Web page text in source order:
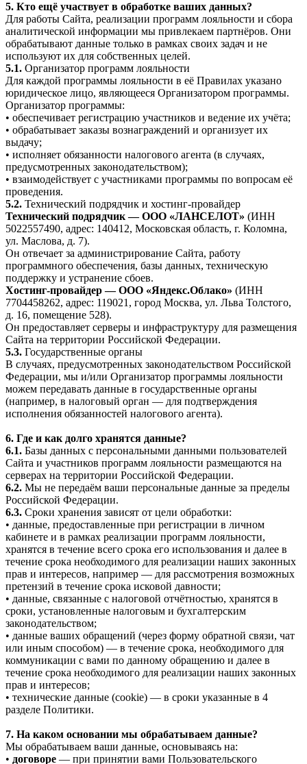
5. Кто ещё участвует в обработке ваших данных?
Для работы Сайта, реализации программ лояльности и сбора
аналитической информации мы привлекаем партнёров. Они
обрабатывают данные только в рамках своих задач и не
используют их для собственных целей.
5.1. Организатор программ лояльности
Для каждой программы лояльности в её Правилах указано
юридическое лицо, являющееся Организатором программы.
Организатор программы:
• обеспечивает регистрацию участников и ведение их учёта;
• обрабатывает заказы вознаграждений и организует их
выдачу;
• исполняет обязанности налогового агента (в случаях,
предусмотренных законодательством);
• взаимодействует с участниками программы по вопросам её
проведения.
5.2. Технический подрядчик и хостинг-провайдер
Технический подрядчик — ООО «ЛАНСЕЛОТ» (ИНН
5022557490, адрес: 140412, Московская область, г. Коломна,
ул. Маслова, д. 7).
Он отвечает за администрирование Сайта, работу
программного обеспечения, базы данных, техническую
поддержку и устранение сбоев.
Хостинг-провайдер — ООО «Яндекс.Облако» (ИНН
7704458262, адрес: 119021, город Москва, ул. Льва Толстого,
д. 16, помещение 528).
Он предоставляет серверы и инфраструктуру для размещения
Сайта на территории Российской Федерации.
5.3. Государственные органы
В случаях, предусмотренных законодательством Российской
Федерации, мы и/или Организатор программы лояльности
можем передавать данные в государственные органы
(например, в налоговый орган — для подтверждения
исполнения обязанностей налогового агента).
6. Где и как долго хранятся данные?
6.1. Базы данных с персональными данными пользователей
Сайта и участников программ лояльности размещаются на
серверах на территории Российской Федерации.
6.2. Мы не передаём ваши персональные данные за пределы
Российской Федерации.
6.3. Сроки хранения зависят от цели обработки:
• данные, предоставленные при регистрации в личном
кабинете и в рамках реализации программ лояльности,
хранятся в течение всего срока его использования и далее в
течение срока необходимого для реализации наших законных
прав и интересов, например — для рассмотрения возможных
претензий в течение срока исковой давности;
• данные, связанные с налоговой отчётностью, хранятся в
сроки, установленные налоговым и бухгалтерским
законодательством;
• данные ваших обращений (через форму обратной связи, чат
или иным способом) — в течение срока, необходимого для
коммуникации с вами по данному обращению и далее в
течение срока необходимого для реализации наших законных
прав и интересов;
• технические данные (cookie) — в сроки указанные в 4
разделе Политики.
7. На каком основании мы обрабатываем данные?
Мы обрабатываем ваши данные, основываясь на:
• договоре — при принятии вами Пользовательского